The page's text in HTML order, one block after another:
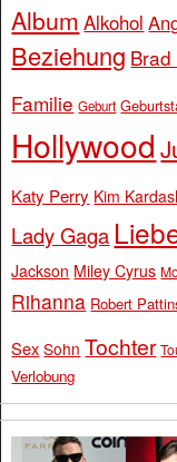
Album Alkohol
Beziehung
Familie Geburt
Hollywood
Katy Perry Kim
Lady Gaga
Jackson Miley Cyrus
Rihanna Robert
Sex Sohn Tochter
Verlobung